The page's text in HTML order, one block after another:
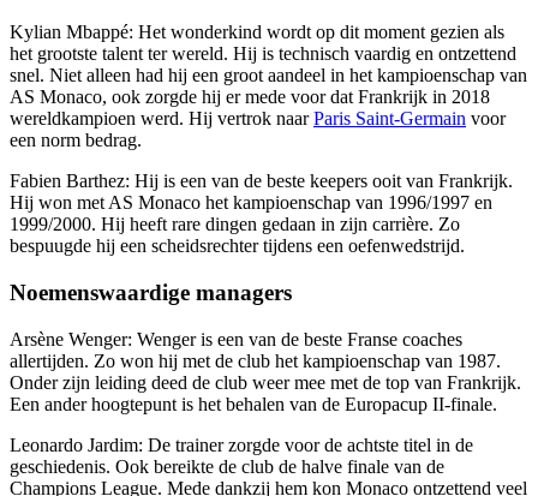
Kylian Mbappé: Het wonderkind wordt op dit moment gezien als
het grootste talent ter wereld. Hij is technisch vaardig en ontzettend
snel. Niet alleen had hij een groot aandeel in het kampioenschap van
AS Monaco, ook zorgde hij er mede voor dat Frankrijk in 2018
wereldkampioen werd. Hij vertrok naarParis Saint-Germain voor
een norm bedrag.
Fabien Barthez: Hij is een van de beste keepers ooit van Frankrijk.
Hij won met AS Monaco het kampioenschap van 1996/1997 en
1999/2000. Hij heeft rare dingen gedaan in zijn carrière. Zo
bespuugde hij een scheidsrechter tijdens een oefenwedstrijd.
Noemenswaardige managers
Arsène Wenger: Wenger is een van de beste Franse coaches
allertijden. Zo won hij met de club het kampioenschap van 1987.
Onder zijn leiding deed de club weer mee met de top van Frankrijk.
Een ander hoogtepunt is het behalen van de Europacup II-finale.
Leonardo Jardim: De trainer zorgde voor de achtste titel in de
geschiedenis. Ook bereikte de club de halve finale van de
Champions League. Mede dankzij hem kon Monaco ontzettend veel